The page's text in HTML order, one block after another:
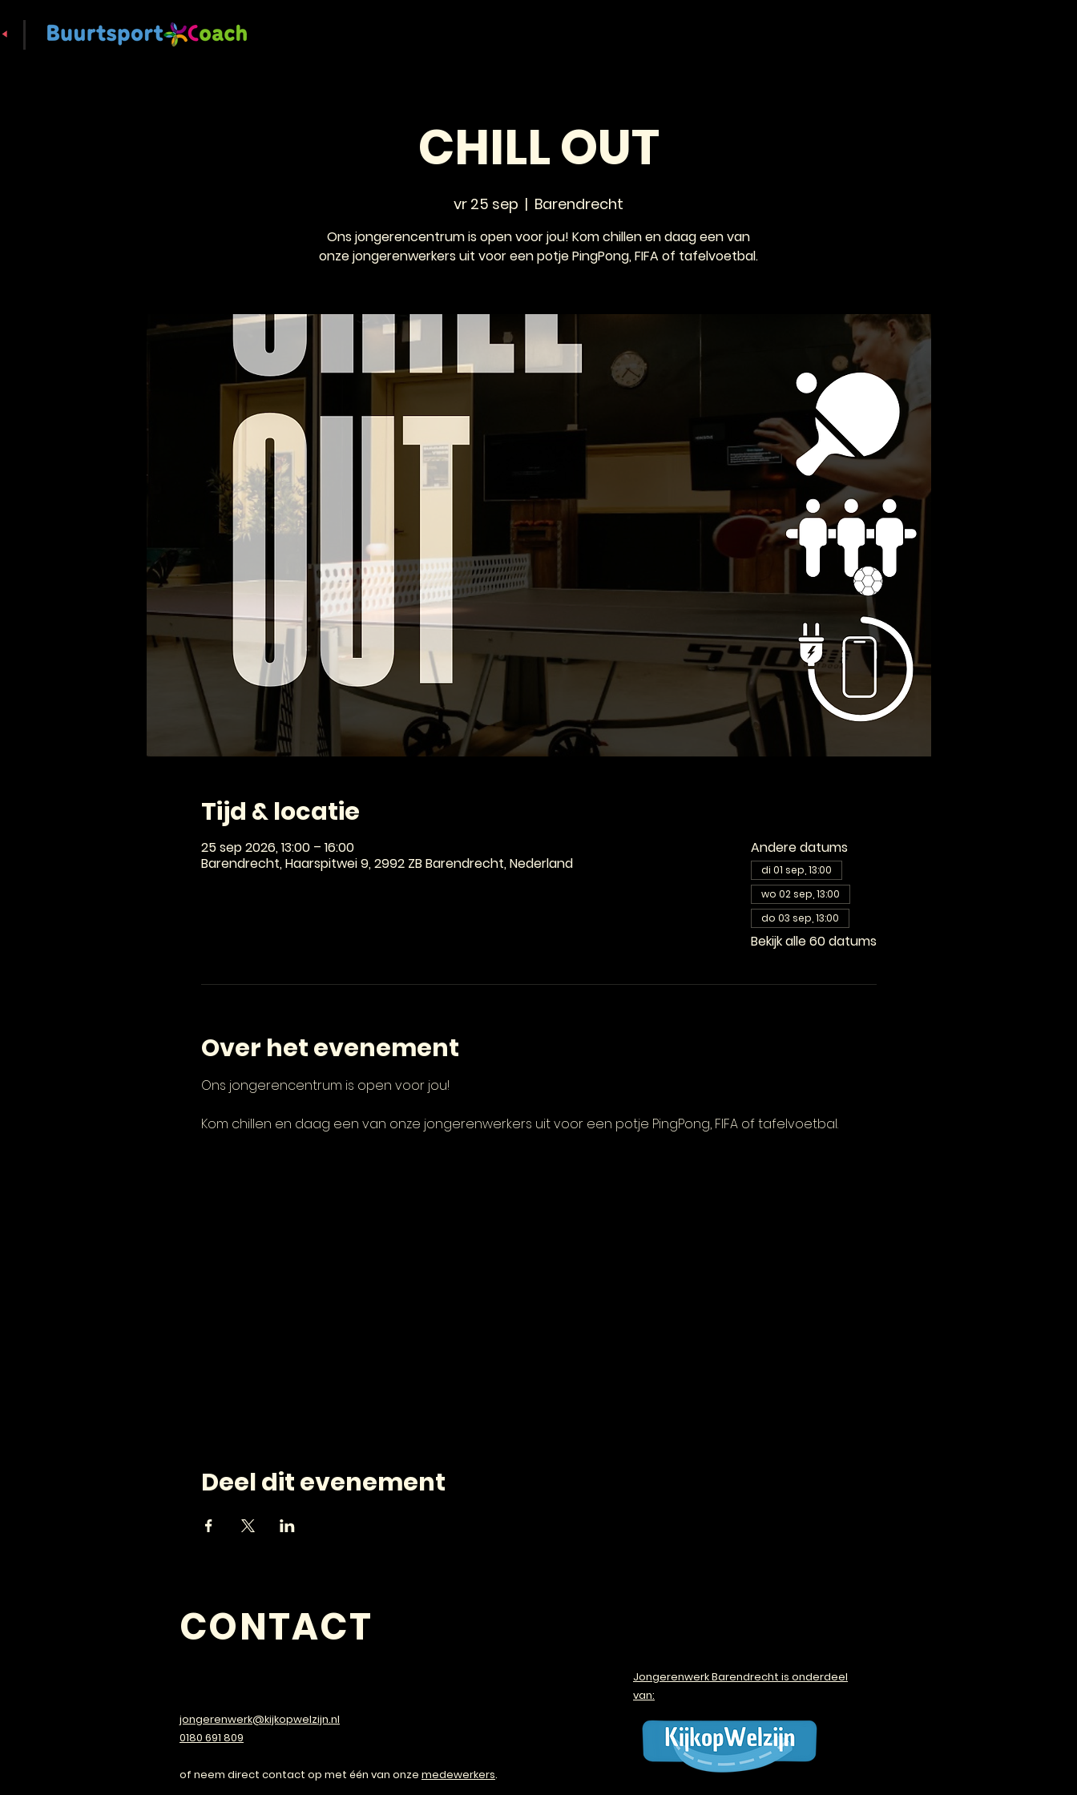
CHILL OUT
vr 25 sep
  |
Barendrecht
Ons jongerencentrum is open voor jou! Kom chillen en daag een van
onze jongerenwerkers uit voor een potje PingPong, FIFA of tafelvoetbal.
Tijd & locatie
25 sep 2026, 13:00 – 16:00
Barendrecht, Haarspitwei 9, 2992 ZB Barendrecht, Nederland
Andere datums
di 01 sep, 13:00
wo 02 sep, 13:00
do 03 sep, 13:00
Bekijk alle 60 datums
Over het evenement
Ons jongerencentrum is open voor jou!
Kom chillen en daag een van onze jongerenwerkers uit voor een potje PingPong, FIFA of tafelvoetbal.
Deel dit evenement
jongerenwerk@kijkopwelzijn.nl
0180 691 809
of neem direct contact op met één van onze medewerkers.
Jongerenwerk Barendrecht is onderdeel
van:
CONTACT